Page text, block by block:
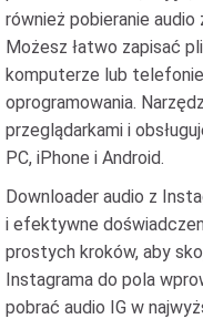
również pobieranie
Możesz łatwo zapisać
komputerze lub
oprogramowania.
przeglądarkami i
PC, iPhone i Android.
Downloader audio z
i efektywne
prostych kroków, aby
Instagrama do pola
pobrać audio IG w